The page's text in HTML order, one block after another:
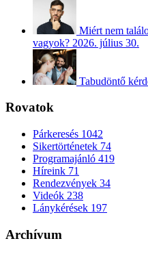
Miért nem
vagyok? 2026. július 30.
Tabudöntő
Rovatok
Párkeresés 1042
Sikertörténetek 74
Programajánló 419
Híreink 71
Rendezvények 34
Videók 238
Lánykérések 197
Archívum